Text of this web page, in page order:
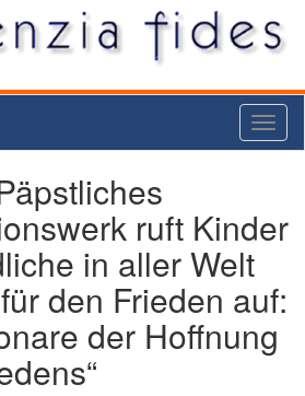
ruft Kinder
in aller Welt
den Frieden auf:
der Hoffnung